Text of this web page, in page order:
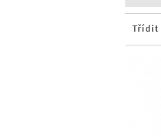
Třídit